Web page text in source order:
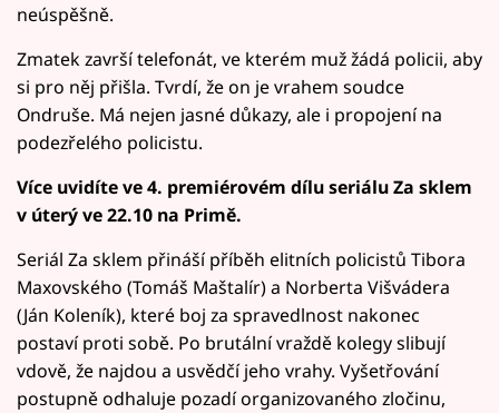
neúspěšně.
Zmatek završí telefonát, ve kterém muž žádá policii, aby
si pro něj přišla. Tvrdí, že on je vrahem soudce
Ondruše. Má nejen jasné důkazy, ale i propojení na
podezřelého policistu.
Více uvidíte ve 4. premiérovém dílu seriálu Za sklem
v úterý ve 22.10 na Primě.
Seriál Za sklem přináší příběh elitních policistů Tibora
Maxovského (Tomáš Maštalír) a Norberta Višvádera
(Ján Koleník), které boj za spravedlnost nakonec
postaví proti sobě. Po brutální vraždě kolegy slibují
vdově, že najdou a usvědčí jeho vrahy. Vyšetřování
postupně odhaluje pozadí organizovaného zločinu,